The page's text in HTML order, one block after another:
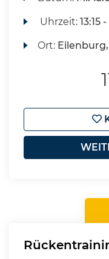
Uhrzeit:13:15
Ort: